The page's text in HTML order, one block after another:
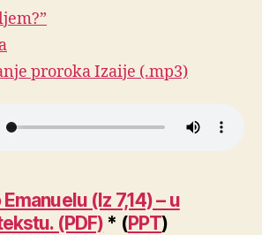
proroka Izaije (.mp3)
(Iz 7,14) – u
(PDF) * (PPT)